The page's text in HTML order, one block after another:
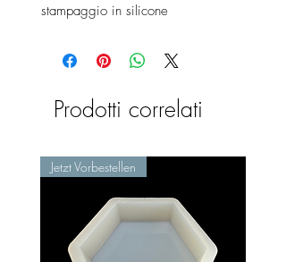
stampaggio in silicone
Prodotti correlati
Jetzt Vorbestellen